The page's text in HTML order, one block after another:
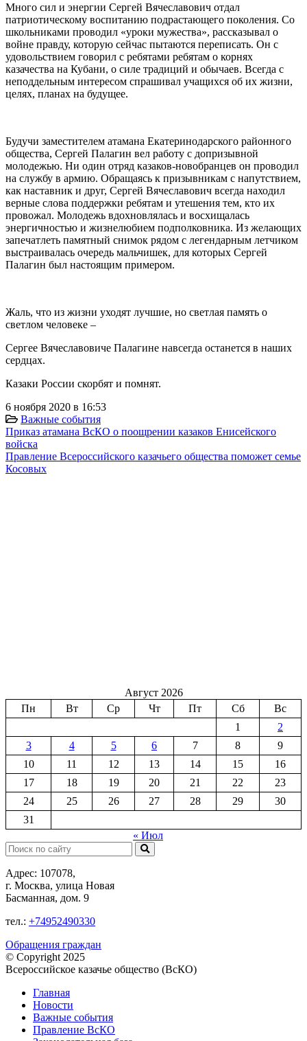
Много сил и энергии Сергей Вячеславович отдал
патриотическому воспитанию подрастающего поколения. Со
школьниками проводил «уроки мужества», рассказывал о
войне правду, которую сейчас пытаются переписать. Он с
удовольствием говорил с ребятами ребятам о корнях
казачества на Кубани, о силе традиций и обычаев. Всегда с
неподдельным интересом спрашивал учащихся об их жизни,
целях, планах на будущее.
Будучи заместителем атамана Екатеринодарского районного
общества, Сергей Палагин вел работу с допризывной
молодежью. Ни один отряд казаков-новобранцев он проводил
на службу в армию. Обращаясь к призывникам с напутствием,
как наставник и друг, Сергей Вячеславович всегда находил
верные слова поддержки ребятам и утешения тем, кто их
провожал. Молодежь вдохновлялась и восхищалась
энергичностью и жизнелюбием подполковника. Из желающих
запечатлеть памятный снимок рядом с легендарным летчиком
выстраивалась очередь мальчишек, для которых Сергей
Палагин был настоящим примером.
Жаль, что из жизни уходят лучшие, но светлая память о
светлом человеке –
Сергее Вячеславовиче Палагине навсегда останется в наших
сердцах.
Казаки России скорбят и помнят.
6 ноября 2020 в 16:53
Важные события
Приказ атамана ВсКО о поощрении казаков Енисейского
войска
Правление Всероссийского казачьего общества поможет семье
Косовых
Август 2026
Пн
Вт Ср Чт Пт Сб
Вс
1
2
3
4 5 6 7 8
9
10
11 12 13 14 15
16
17
18 19 20 21 22
23
24
25 26 27 28 29
30
31
« Июл
Поиск:
Адрес: 107078,
г. Москва, улица Новая
Басманная, дом. 9
тел.: +74952490330
Обращения граждан
© Copyright 2025
Всероссийское казачье общество (ВсКО)
Главная
Новости
Важные события
Правление ВсКО